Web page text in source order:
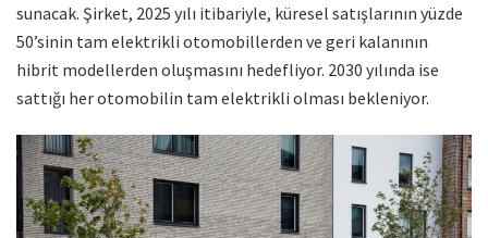
sunacak. Şirket, 2025 yılı itibariyle, küresel satışlarının yüzde
50’sinin tam elektrikli otomobillerden ve geri kalanının
hibrit modellerden oluşmasını hedefliyor. 2030 yılında ise
sattığı her otomobilin tam elektrikli olması bekleniyor.